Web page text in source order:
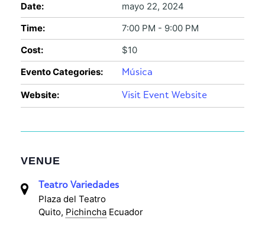
Date:
mayo 22, 2024
Time:
7:00 PM - 9:00 PM
Cost:
$10
Evento Categories:
Música
Website: Visit Event Website
VENUE
Teatro Variedades
Plaza del Teatro
Quito, Pichincha Ecuador